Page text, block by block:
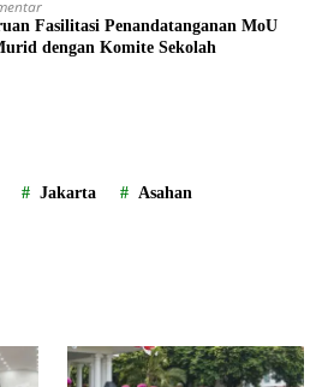
Fasilitasi Penandatanganan MoU
dengan Komite Sekolah
Jakarta Asahan